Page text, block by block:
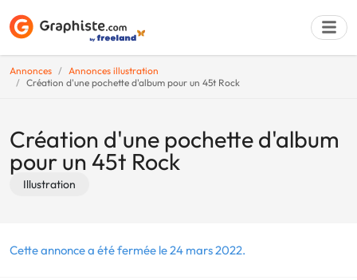
Annonces
Annonces illustration
Création d'une pochette d'album pour un 45t Rock
Création d'une pochette d'album
pour un 45t Rock
Illustration
Cette annonce a été fermée le 24 mars 2022.